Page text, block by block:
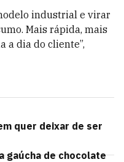
industrial e virar
Mais rápida, mais
a dia do cliente”,
quer deixar de ser
gaúcha de chocolate